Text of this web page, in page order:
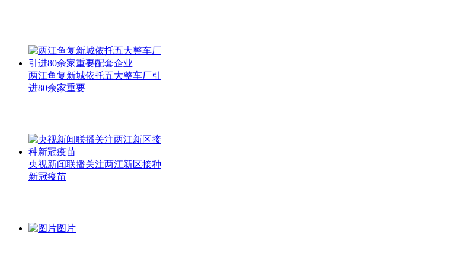
两江鱼复新城依托五大整车厂引
进80余家重要
央视新闻联播关注两江新区接种
新冠疫苗
图片